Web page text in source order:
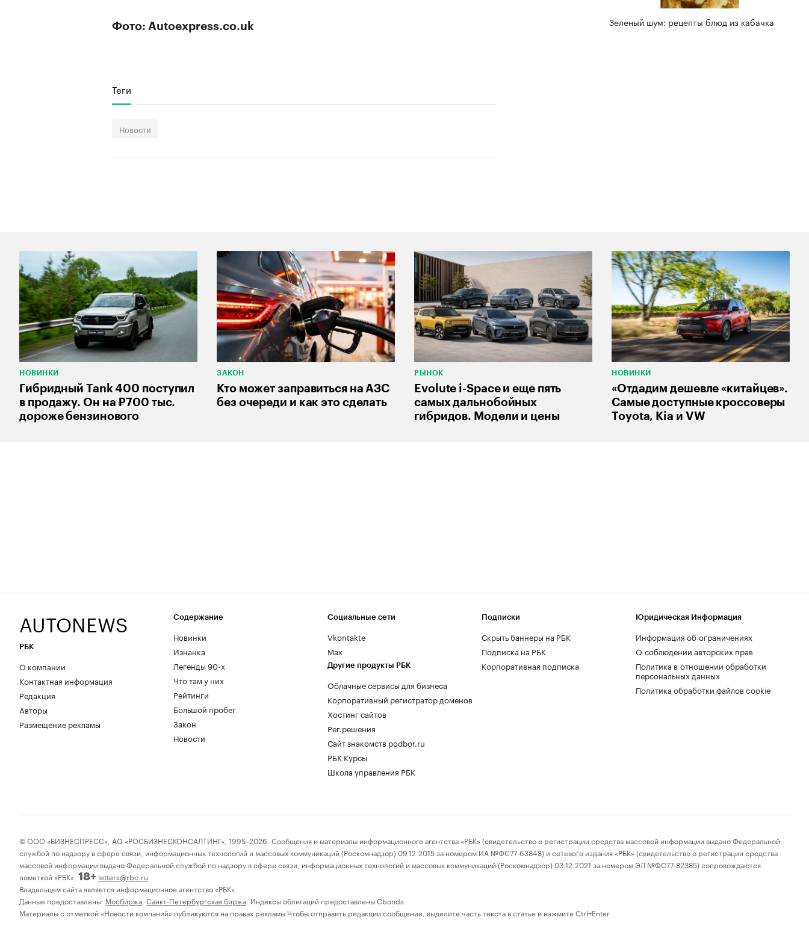
Зеленый шум: рецепты блюд из кабачка
Фото: Autoexpress.co.uk
Теги
Новости
НОВИНКИ
Гибридный Tank 400 поступил
в продажу. Он на ₽700 тыс.
дороже бензинового
ЗАКОН
Кто может заправиться на АЗС
без очереди и как это сделать
РЫНОК
Evolute i-Space и еще пять
самых дальнобойных
гибридов. Модели и цены
НОВИНКИ
«Отдадим дешевле «китайцев».
Самые доступные кроссоверы
Toyota, Kia и VW
AUTONEWS
РБК
О компании
Контактная информация
Редакция
Авторы
Размещение рекламы
Содержание
Новинки
Изнанка
Легенды 90-х
Что там у них
Рейтинги
Большой пробег
Закон
Новости
Социальные сети
Vkontakte
Max
Другие продукты РБК
Облачные сервисы для бизнеса
Корпоративный регистратор доменов
Хостинг сайтов
Рег.решения
Сайт знакомств podbor.ru
РБК Курсы
Школа управления РБК
Подписки
Скрыть баннеры на РБК
Подписка на РБК
Корпоративная подписка
Юридическая Информация
Информация об ограничениях
О соблюдении авторских прав
Политика в отношении обработки
персональных данных
Политика обработки файлов cookie
© ООО «БИЗНЕСПРЕСС», АО «РОСБИЗНЕСКОНСАЛТИНГ», 1995–2026. Сообщения и материалы информационного агентства «РБК» (свидетельство о регистрации средства массовой информации выдано Федеральной
службой по надзору в сфере связи, информационных технологий и массовых коммуникаций (Роскомнадзор) 09.12.2015 за номером ИА №ФС77-63848) и сетевого издания «РБК» (свидетельство о регистрации средства
массовой информации выдано Федеральной службой по надзору в сфере связи, информационных технологий и массовых коммуникаций (Роскомнадзор) 03.12.2021 за номером ЭЛ №ФС77-82385) сопровождаются
пометкой «РБК». 18+ letters@rbc.ru
Владельцем сайта является информационное агентство «РБК».
Данные предоставлены: Мосбиржа Санкт-Петербургская биржа . Индексы облигаций предоставлены Cbonds.
Материалы с отметкой «Новости компаний» публикуются на правах рекламы Чтобы отправить редакции сообщение, выделите часть текста в статье и нажмите Ctrl+Enter